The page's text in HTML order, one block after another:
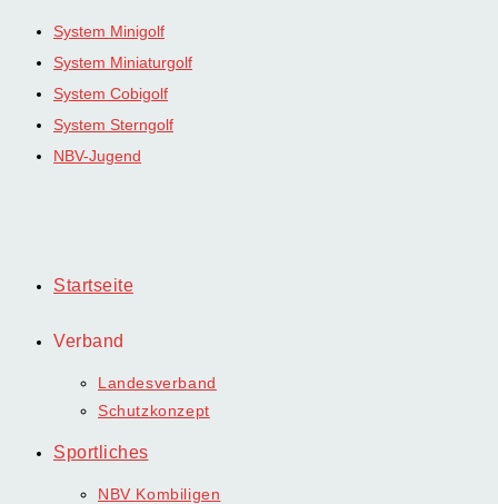
Zum
System Minigolf
System Miniaturgolf
System Cobigolf
System Sterngolf
NBV-Jugend
Startseite
Verband
Landesverband
Schutzkonzept
Sportliches
NBV Kombiligen